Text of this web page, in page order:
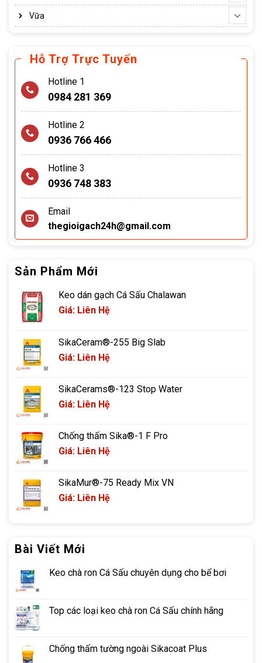
Vữa
Hỗ Trợ Trực Tuyến
Hotline 1
0984 281 369
Hotline 2
0936 766 466
Hotline 3
0936 748 383
Email
thegioigach24h@gmail.com
Sản Phẩm Mới
Keo dán gạch Cá Sấu Chalawan
Giá: Liên Hệ
SikaCeram®-255 Big Slab
Giá: Liên Hệ
SikaCerams®-123 Stop Water
Giá: Liên Hệ
Chống thấm Sika®-1 F Pro
Giá: Liên Hệ
SikaMur®-75 Ready Mix VN
Giá: Liên Hệ
Bài Viết Mới
Keo chà ron Cá Sấu chuyên dụng cho bể bơi
Top các loại keo chà ron Cá Sấu chính hãng
Chống thấm tường ngoài Sikacoat Plus